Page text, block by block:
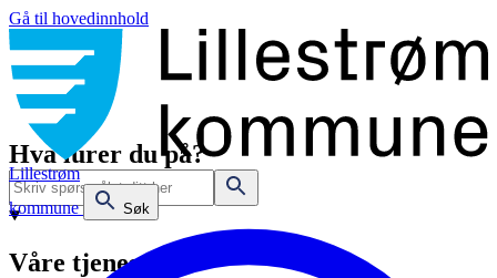
Gå til hovedinnhold
Lillestrøm
kommune
Søk
Hva lurer du på?
Våre tjenester